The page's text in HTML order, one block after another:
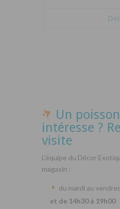
Un
intéresse ?
visite
L’équipe du Décor
magasin :
du mardi au
et de 14h30 à 19h00